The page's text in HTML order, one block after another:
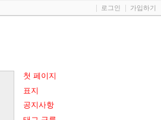
첫 페이지
표지
공지사항
로그인 가입하기